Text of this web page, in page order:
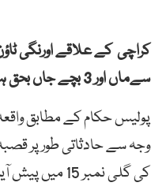
کراچی کے علاقے اورنگی
سےماں اور 3 بچے جاں بحق ہو گئے.
پولیس حکام کے مطابق
وجہ سے حادثاتی طور پر قصبہ
کی گلی نمبر 15 میں پیش آیا۔